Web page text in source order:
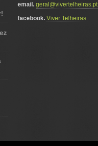
email. geral@vivertelheiras.pt
facebook. Viver Telheiras